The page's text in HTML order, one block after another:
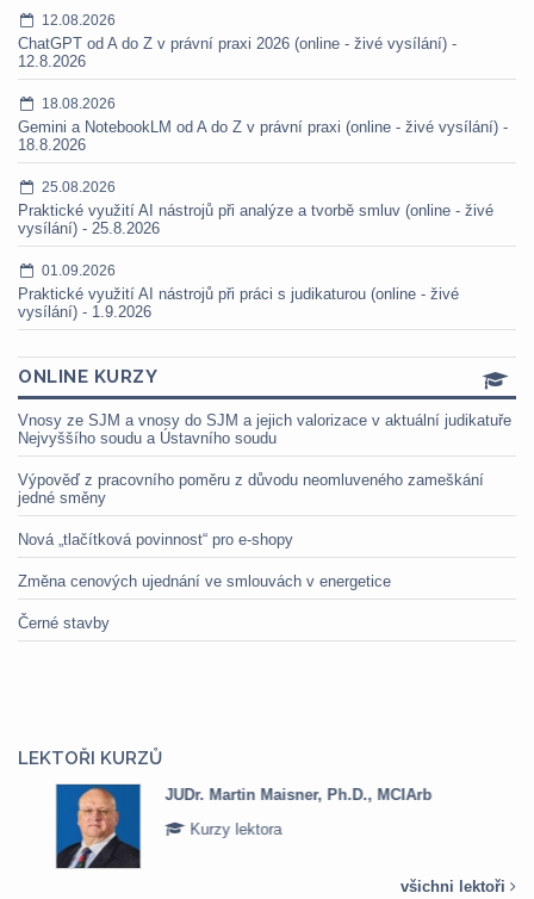
12.08.2026
ChatGPT od A do Z v právní praxi 2026 (online - živé vysílání) -
12.8.2026
18.08.2026
Gemini a NotebookLM od A do Z v právní praxi (online - živé vysílání) -
18.8.2026
25.08.2026
Praktické využití AI nástrojů při analýze a tvorbě smluv (online - živé
vysílání) - 25.8.2026
01.09.2026
Praktické využití AI nástrojů při práci s judikaturou (online - živé
vysílání) - 1.9.2026
ONLINE KURZY
Vnosy ze SJM a vnosy do SJM a jejich valorizace v aktuální judikatuře
Nejvyššího soudu a Ústavního soudu
Výpověď z pracovního poměru z důvodu neomluveného zameškání
jedné směny
Nová „tlačítková povinnost“ pro e-shopy
Změna cenových ujednání ve smlouvách v energetice
Černé stavby
LEKTOŘI KURZŮ
JUDr. Martin Maisner, Ph.D., MCIArb
Kurzy lektora
všichni lektoři